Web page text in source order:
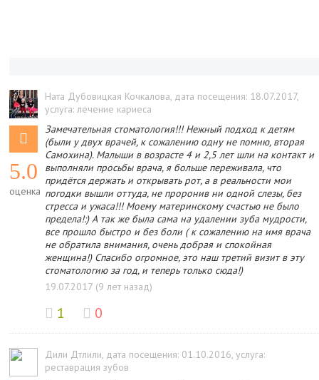
5.0
оценка
Ната Дубовицкая Кочкалова, дата посещения: 18.07.2017,
услуга: лечение кариеса
Замечательная стоматология!!! Нежный подход к детям
(были у двух врачей, к сожалению одну не помню, вторая
Самохина). Малыши в возрасте 4 и 2,5 лет шли на контакт и
выполняли просьбы врача, я больше переживала, что
придётся держать и открывать рот, а в реальности мои
погодки вышли оттуда, не проронив ни одной слезы, без
стресса и ужаса!!! Моему материнскому счастью не было
предела!:) А так же была сама на удалении зуба мудрости,
все прошло быстро и без боли ( к сожалению на имя врача
не обратила внимания, очень добрая и спокойная
женщина!) Спасибо огромное, это наш третий визит в эту
стоматологию за год, и теперь только сюда!)
19.07.2017 (9 лет назад)
1 0
Дили Дтлили, дата посещения: 01.10.2016, услуга:
реставрация зубов